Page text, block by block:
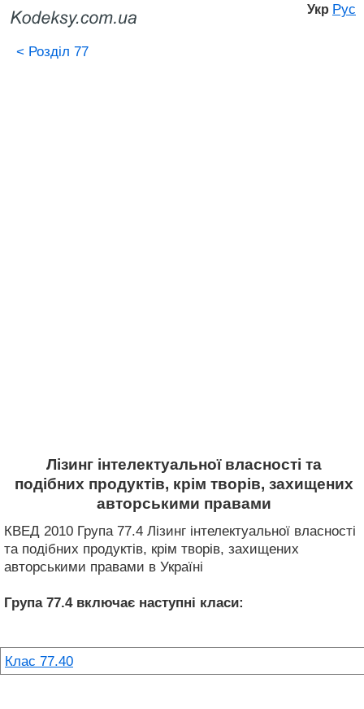
Укр Рус
< Розділ 77
Лізинг інтелектуальної власності та
подібних продуктів, крім творів, захищених
авторськими правами
КВЕД 2010 Група 77.4 Лізинг інтелектуальної власності
та подібних продуктів, крім творів, захищених
авторськими правами в Україні
Група 77.4 включає наступні класи:
Клас 77.40